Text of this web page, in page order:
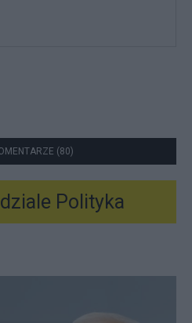
(80)
Polityka